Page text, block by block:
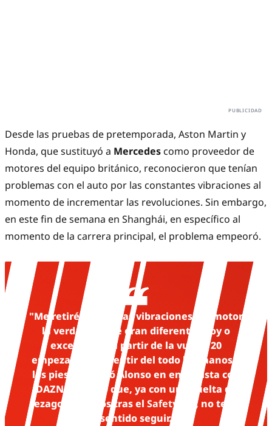
Desde las pruebas de pretemporada, Aston Martin y
Honda, que sustituyó a Mercedes como proveedor de
motores del equipo británico, reconocieron que tenían
problemas con el auto por las constantes vibraciones al
momento de incrementar las revoluciones. Sin embargo,
en este fin de semana en Shanghái, en específico al
momento de la carrera principal, el problema empeoró.
"Me retiré porque las vibraciones del motor
la verdad es que eran diferentes hoy o
excesivas. Y a partir de la vuelta 20
empezaba a no sentir del todo las manos y
los pies", declaró Alonso en entrevista con
DAZN y añadió que, ya con una vuelta de
rezago y últimos tras el Safety car , no tenía
sentido seguir.